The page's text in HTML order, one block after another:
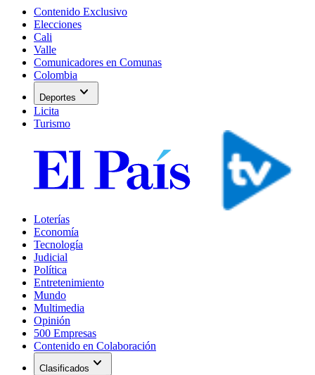
Contenido Exclusivo
Elecciones
Cali
Valle
Comunicadores en Comunas
Colombia
Deportes expand_more
Licita
Turismo
Loterías
Economía
Tecnología
Judicial
Política
Entretenimiento
Mundo
Multimedia
Opinión
500 Empresas
Contenido en Colaboración
Clasificados expand_more